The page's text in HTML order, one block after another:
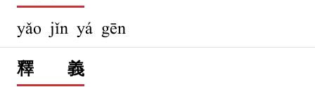
yǎo jǐn yá gēn
釋 義